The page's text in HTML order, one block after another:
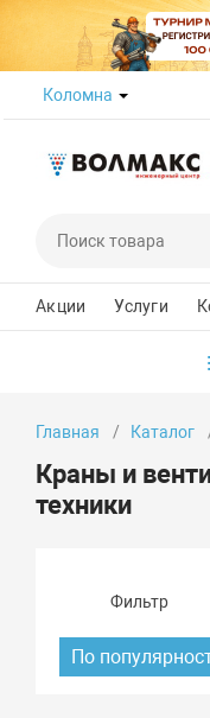
Коломна
Акции Услуги
Главная Каталог
Краны и
техники
Фильтр
По